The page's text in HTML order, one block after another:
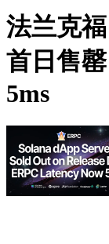
法兰克
首日售
5ms